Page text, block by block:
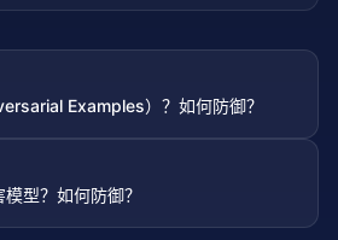
Examples）？如何防御？
型？如何防御？